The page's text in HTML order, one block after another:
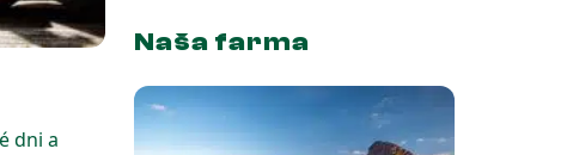
dni a
Naša farma